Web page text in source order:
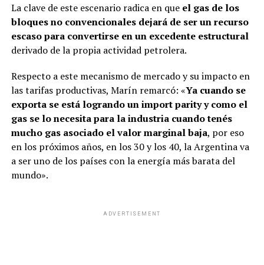
La clave de este escenario radica en que el gas de los
bloques no convencionales dejará de ser un recurso
escaso para convertirse en un excedente estructural
derivado de la propia actividad petrolera.
Respecto a este mecanismo de mercado y su impacto en
las tarifas productivas, Marín remarcó: «Ya cuando se
exporta se está logrando un import parity y como el
gas se lo necesita para la industria cuando tenés
mucho gas asociado el valor marginal baja, por eso
en los próximos años, en los 30 y los 40, la Argentina va
a ser uno de los países con la energía más barata del
mundo».
ADVERTISEMENT